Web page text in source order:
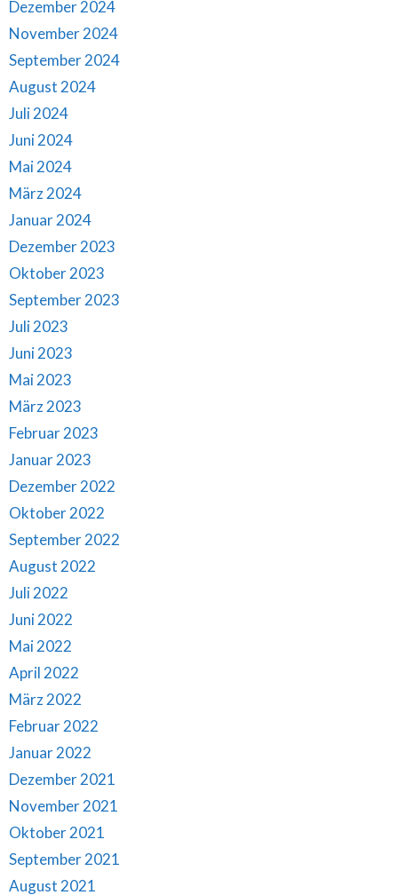
Dezember 2024
November 2024
September 2024
August 2024
Juli 2024
Juni 2024
Mai 2024
März 2024
Januar 2024
Dezember 2023
Oktober 2023
September 2023
Juli 2023
Juni 2023
Mai 2023
März 2023
Februar 2023
Januar 2023
Dezember 2022
Oktober 2022
September 2022
August 2022
Juli 2022
Juni 2022
Mai 2022
April 2022
März 2022
Februar 2022
Januar 2022
Dezember 2021
November 2021
Oktober 2021
September 2021
August 2021